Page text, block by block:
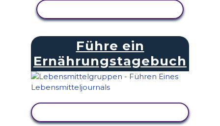
Führe ein
Ernährungstagebuch